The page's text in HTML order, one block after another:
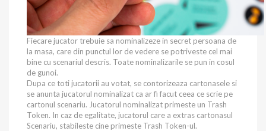
Fiecare jucator trebuie sa nominalizeze in secret persoana de
la masa, care din punctul lor de vedere se potriveste cel mai
bine cu scenariul descris. Toate nominalizarile se pun in cosul
de gunoi.
Dupa ce toti jucatorii au votat, se contorizeaza cartonasele si
se anunta jucatorul nominalizat ca ar fi facut ceea ce scrie pe
cartonul scenariu. Jucatorul nominalizat primeste un Trash
Token. In caz de egalitate, jucatorul care a extras cartonasul
Scenariu, stabileste cine primeste Trash Token-ul.